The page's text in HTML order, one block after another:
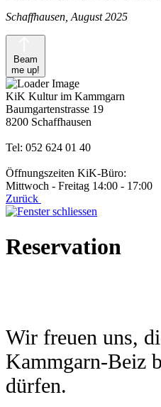
Schaffhausen, August 2025
Beam
me up!
KiK Kultur im Kammgarn
Baumgartenstrasse 19
8200 Schaffhausen
Tel: 052 624 01 40
Öffnungszeiten KiK-Büro:
Mittwoch - Freitag 14:00 - 17:00
Zurück
Reservation
Wir freuen uns,
Kammgarn-Beiz
dürfen.